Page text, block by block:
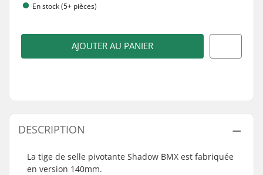
En stock (5+ pièces)
AJOUTER AU PANIER
DESCRIPTION
La tige de selle pivotante Shadow BMX est fabriquée
en version 140mm.